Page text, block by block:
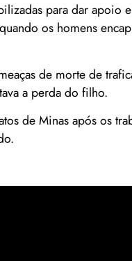
para dar apoio
os homens
de morte de
a perda do filho.
de Minas após os